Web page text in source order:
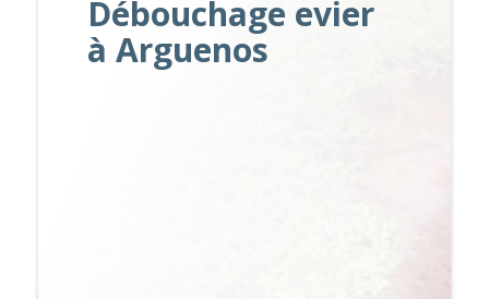
Débouchage evier
à Arguenos